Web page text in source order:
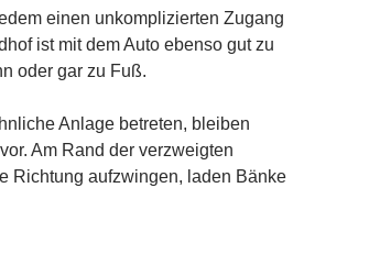
einen unkomplizierten Zugang
ist mit dem Auto ebenso gut zu
oder gar zu Fuß.
Anlage betreten, bleiben
Am Rand der verzweigten
Richtung aufzwingen, laden Bänke